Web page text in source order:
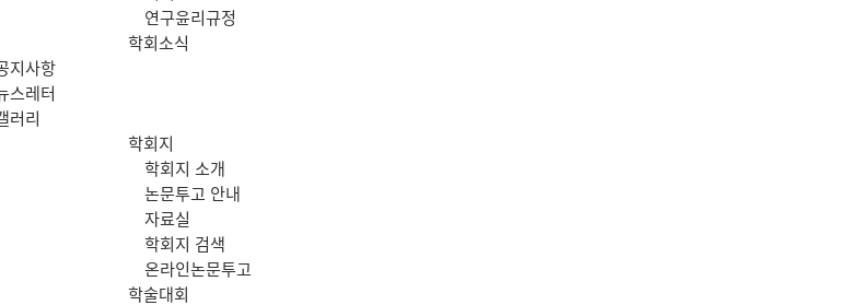
연구윤리규정
학회소식
지사항
스레터
러리
학회지
학회지 소개
논문투고 안내
자료실
학회지 검색
온라인논문투고
학술대회